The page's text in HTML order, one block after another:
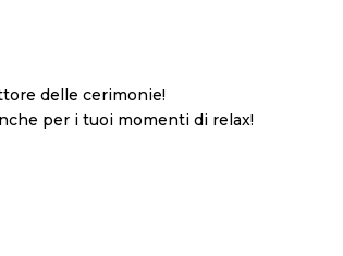
delle cerimonie!
per i tuoi momenti di relax!